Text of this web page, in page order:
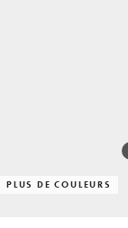
PLUS DE COULEURS